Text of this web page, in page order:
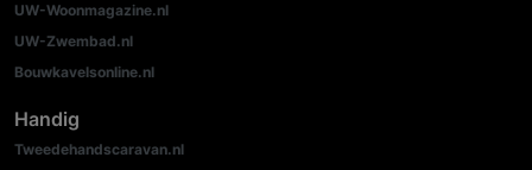
UW-Woonmagazine.nl
UW-Zwembad.nl
Bouwkavelsonline.nl
Handig
Tweedehandscaravan.nl